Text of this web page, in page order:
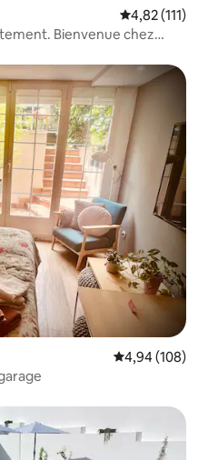
Évaluation
4,82 (111)
Bienvenue chez
Évaluation
4,94 (108)